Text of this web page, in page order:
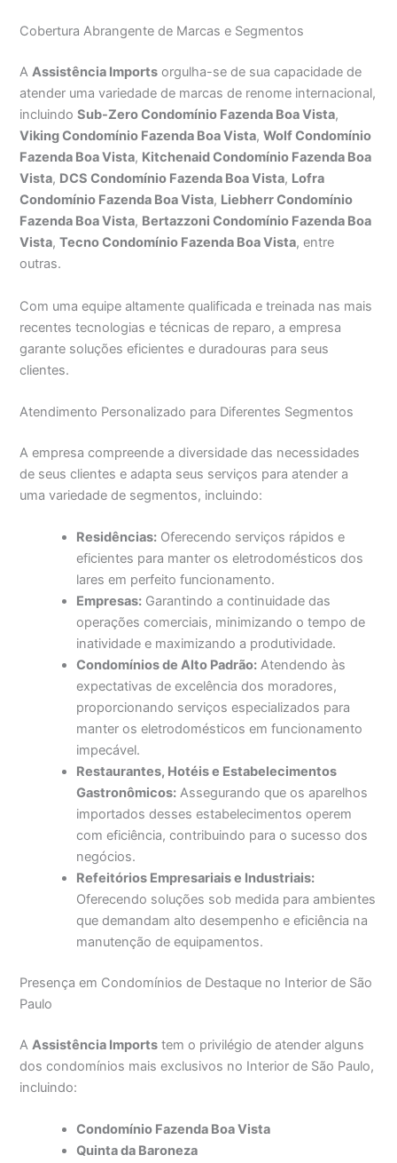
Cobertura Abrangente de Marcas e Segmentos
AAssistência Imports orgulha-se de sua capacidade de
atender uma variedade de marcas de renome internacional,
incluindoSub-Zero Condomínio Fazenda Boa Vista,
Viking Condomínio Fazenda Boa Vista,Wolf Condomínio
Fazenda Boa Vista, Kitchenaid Condomínio Fazenda Boa
Vista, DCS Condomínio Fazenda Boa Vista, Lofra
Condomínio Fazenda Boa Vista, Liebherr Condomínio
Fazenda Boa Vista, Bertazzoni Condomínio Fazenda Boa
Vista,Tecno Condomínio Fazenda Boa Vista, entre
outras.
Com uma equipe altamente qualificada e treinada nas mais
recentes tecnologias e técnicas de reparo, a empresa
garante soluções eficientes e duradouras para seus
clientes.
Atendimento Personalizado para Diferentes Segmentos
A empresa compreende a diversidade das necessidades
de seus clientes e adapta seus serviços para atender a
uma variedade de segmentos, incluindo:
Residências: Oferecendo serviços rápidos e
eficientes para manter os eletrodomésticos dos
lares em perfeito funcionamento.
Empresas: Garantindo a continuidade das
operações comerciais, minimizando o tempo de
inatividade e maximizando a produtividade.
Condomínios de Alto Padrão: Atendendo às
expectativas de excelência dos moradores,
proporcionando serviços especializados para
manter os eletrodomésticos em funcionamento
impecável.
Restaurantes, Hotéis e Estabelecimentos
Gastronômicos: Assegurando que os aparelhos
importados desses estabelecimentos operem
com eficiência, contribuindo para o sucesso dos
negócios.
Refeitórios Empresariais e Industriais:
Oferecendo soluções sob medida para ambientes
que demandam alto desempenho e eficiência na
manutenção de equipamentos.
Presença em Condomínios de Destaque no Interior de São
Paulo
AAssistência Imports tem o privilégio de atender alguns
dos condomínios mais exclusivos no Interior de São Paulo,
incluindo:
Condomínio Fazenda Boa Vista
Quinta da Baroneza